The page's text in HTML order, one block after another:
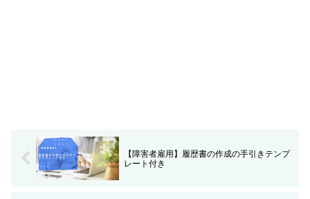
【障害者雇用】履歴書の作成の手引きテンプ
レート付き